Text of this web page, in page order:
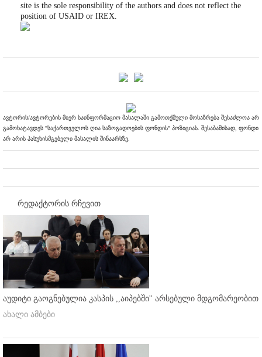
site is the sole responsibility of the authors and does not reflect the
position of USAID or IREX.
ავტორის/ავტორების მიერ საინფორმაციო მასალაში გამოთქმული მოსაზრება შესაძლოა არ
გამოხატავდეს "საქართველოს ღია საზოგადოების ფონდის" პოზიციას. შესაბამისად, ფონდი
არ არის პასუხისმგებელი მასალის შინაარსზე.
რედაქტორის რჩევით
აუდიტი გაოგნებულია კასპის ,,აიპებში'' არსებული მდგომარეობით
ახალი ამბები